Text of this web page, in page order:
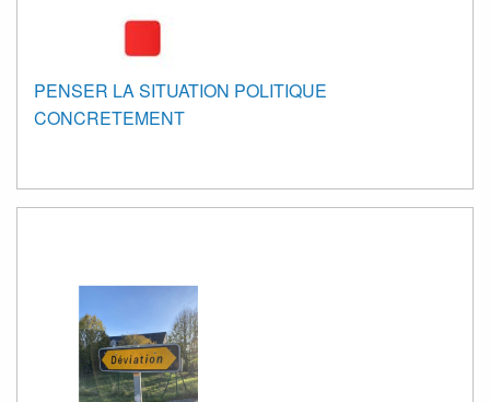
PENSER LA SITUATION POLITIQUE
CONCRETEMENT